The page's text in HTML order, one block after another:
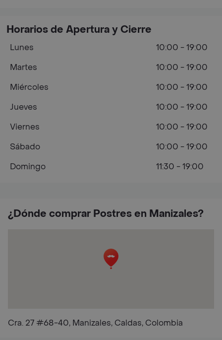
¿Dónde comprar Postres en Manizales?
Cra. 27 #68-40, Manizales, Caldas, Colombia
Horarios de Apertura y Cierre
Lunes
10:00 - 19:00
Martes
10:00 - 19:00
Miércoles
10:00 - 19:00
Jueves
10:00 - 19:00
Viernes
10:00 - 19:00
Sábado
10:00 - 19:00
Domingo
11:30 - 19:00